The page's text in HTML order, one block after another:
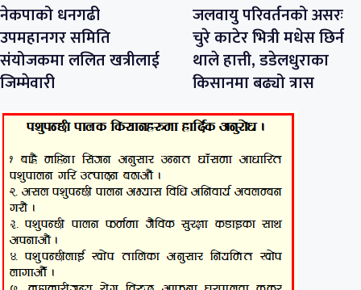
नेकपाको धनगढी
उपमहानगर समिति
संयोजकमा ललित खत्रीलाई
जिम्मेवारी
जलवायु परिवर्तनको असरः
चुरे काटेर भित्री मधेस छिर्न
थाले हात्ती, डडेलधुराका
किसानमा बढ्यो त्रास